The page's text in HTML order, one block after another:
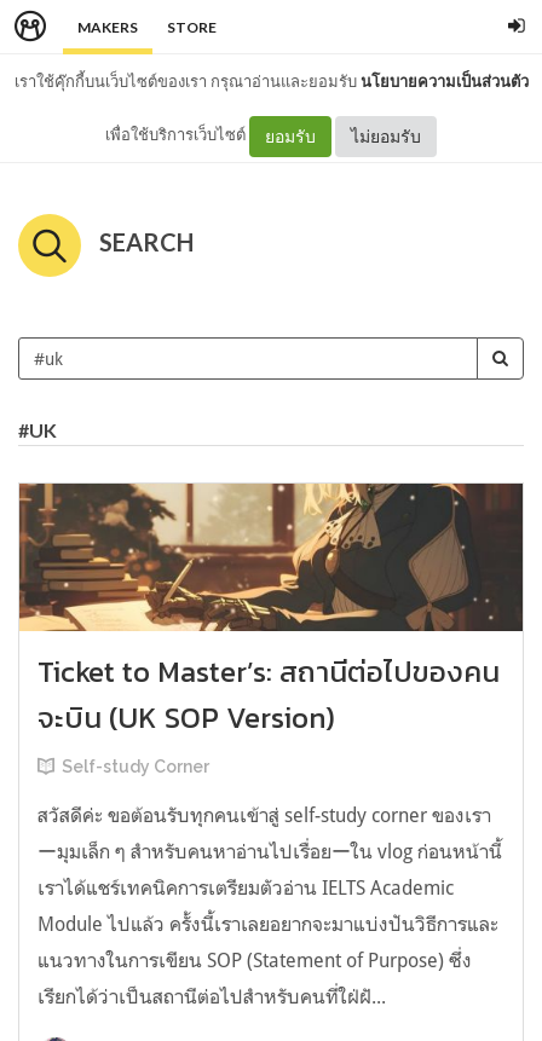
MAKERS STORE
เราใช้คุ๊กกี้บนเว็บไซต์ของเรา กรุณาอ่านและยอมรับนโยบายความเป็นส่วนตัว
เพื่อใช้บริการเว็บไซต์ ยอมรับ ไม่ยอมรับ
SEARCH
#UK
Ticket to Master’s: สถานีต่อไปของคน
จะบิน (UK SOP Version)
Self-study Corner
สวัสดีค่ะ ขอต้อนรับทุกคนเข้าสู่ self-study corner ของเรา
ーมุมเล็ก ๆ สำหรับคนหาอ่านไปเรื่อยーใน vlog ก่อนหน้านี้
เราได้แชร์เทคนิคการเตรียมตัวอ่าน IELTS Academic
Module ไปแล้ว ครั้งนี้เราเลยอยากจะมาแบ่งปันวิธีการและ
แนวทางในการเขียน SOP (Statement of Purpose) ซึ่ง
เรียกได้ว่าเป็นสถานีต่อไปสำหรับคนที่ใฝ่ฝั...